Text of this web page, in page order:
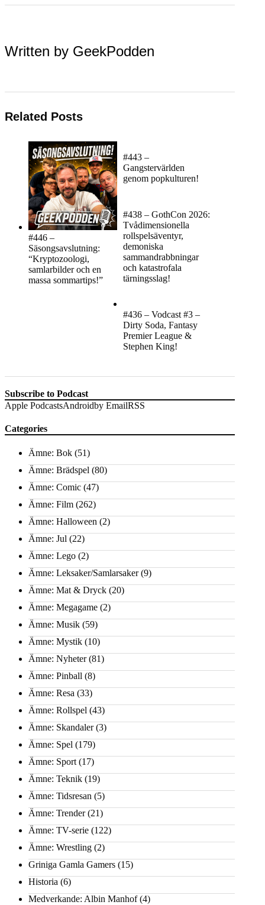
Written by GeekPodden
Related Posts
#446 –
Säsongsavslutning:
“Kryptozoologi,
samlarbilder och en
massa sommartips!”
#443 –
Gangstervärlden
genom popkulturen!
#438 – GothCon 2026:
Tvådimensionella
rollspelsäventyr,
demoniska
sammandrabbningar
och katastrofala
tärningsslag!
#436 – Vodcast #3 –
Dirty Soda, Fantasy
Premier League &
Stephen King!
Subscribe to Podcast
Apple PodcastsAndroidby EmailRSS
Categories
Ämne: Bok (51)
Ämne: Brädspel (80)
Ämne: Comic (47)
Ämne: Film (262)
Ämne: Halloween (2)
Ämne: Jul (22)
Ämne: Lego (2)
Ämne: Leksaker/Samlarsaker(9)
Ämne: Mat & Dryck (20)
Ämne: Megagame (2)
Ämne: Musik (59)
Ämne: Mystik (10)
Ämne: Nyheter(81)
Ämne: Pinball (8)
Ämne: Resa (33)
Ämne: Rollspel (43)
Ämne: Skandaler(3)
Ämne: Spel (179)
Ämne: Sport (17)
Ämne: Teknik (19)
Ämne: Tidsresan (5)
Ämne: Trender(21)
Ämne: TV-serie (122)
Ämne: Wrestling (2)
Griniga Gamla Gamers (15)
Historia (6)
Medverkande: Albin Manhof(4)